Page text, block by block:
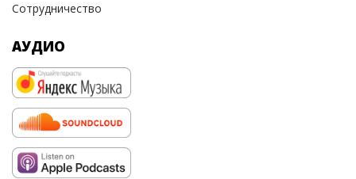
Сотрудничество
АУДИО